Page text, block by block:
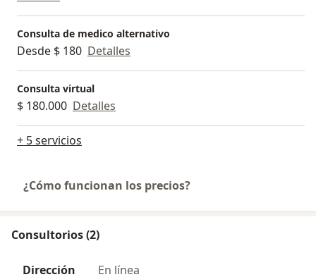
Consulta de medico alternativo
Desde $ 180 Detalles
Consulta virtual
$ 180.000 Detalles
+ 5 servicios
¿Cómo funcionan los precios?
Consultorios (2)
Dirección En línea